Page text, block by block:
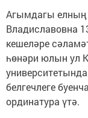
Агымдагы елның
Владиславовна
кешеләре
һөнәри юлын ул
белгечлеге
ординатура үтә.